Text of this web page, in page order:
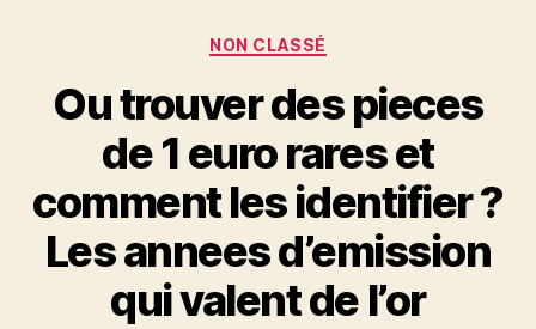
Catégories
NON CLASSÉ
Ou trouver des pieces
de 1 euro rares et
comment les identifier ?
Les annees d’emission
qui valent de l’or